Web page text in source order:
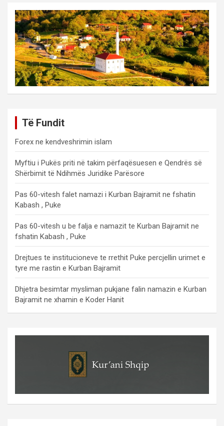
Të Fundit
Forex ne kendveshrimin islam
Myftiu i Pukës priti në takim përfaqësuesen e Qendrës së
Shërbimit të Ndihmës Juridike Parësore
Pas 60-vitesh falet namazi i Kurban Bajramit ne fshatin
Kabash , Puke
Pas 60-vitesh u be falja e namazit te Kurban Bajramit ne
fshatin Kabash , Puke
Drejtues te institucioneve te rrethit Puke percjellin urimet e
tyre me rastin e Kurban Bajramit
Dhjetra besimtar mysliman pukjane falin namazin e Kurban
Bajramit ne xhamin e Koder Hanit